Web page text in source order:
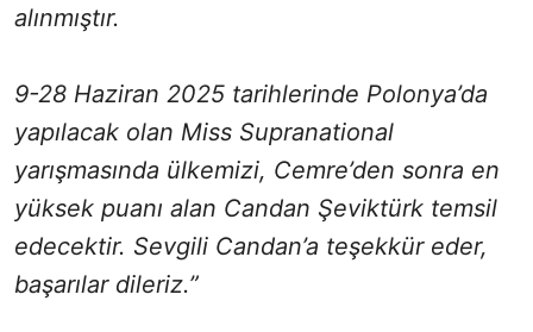
alınmıştır.
9-28 Haziran 2025 tarihlerinde Polonya’da
yapılacak olan Miss Supranational
yarışmasında ülkemizi, Cemre’den sonra en
yüksek puanı alan Candan Şeviktürk temsil
edecektir. Sevgili Candan’a teşekkür eder,
başarılar dileriz.”